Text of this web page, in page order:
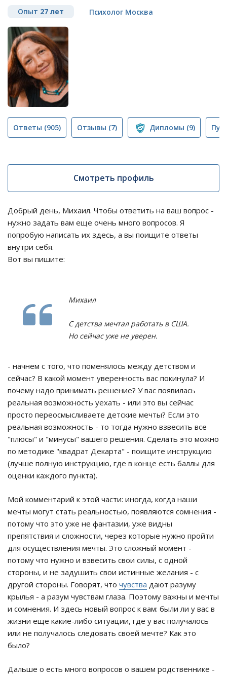
Опыт 27 лет Психолог Москва
Ответы (905) Отзывы (7) Дипломы (9)
Смотреть профиль
Добрый день, Михаил. Чтобы ответить на ваш вопрос -
нужно задать вам еще очень много вопросов. Я
попробую написать их здесь, а вы поищите ответы
внутри себя.
Вот вы пишите:
Михаил
С детства мечтал работать в США.
Но сейчас уже не уверен.
- начнем с того, что поменялось между детством и
сейчас? В какой момент уверенность вас покинула? И
почему надо принимать решение? У вас появилась
реальная возможность уехать - или это вы сейчас
просто переосмысливаете детские мечты? Если это
реальная возможность - то тогда нужно взвесить все
"плюсы" и "минусы" вашего решения. Сделать это можно
по методике "квадрат Декарта" - поищите инструкцию
(лучше полную инструкцию, где в конце есть баллы для
оценки каждого пункта).
Мой комментарий к этой части: иногда, когда наши
мечты могут стать реальностью, появляются сомнения -
потому что это уже не фантазии, уже видны
препятствия и сложности, через которые нужно пройти
для осуществления мечты. Это сложный момент -
потому что нужно и взвесить свои силы, с одной
стороны, и не задушить свои истинные желания - с
другой стороны. Говорят, что чувства дают разуму
крылья - а разум чувствам глаза. Поэтому важны и мечты
и сомнения. И здесь новый вопрос к вам: были ли у вас в
жизни еще какие-либо ситуации, где у вас получалось
или не получалось следовать своей мечте? Как это
было?
Дальше о есть много вопросов о вашем родственнике -